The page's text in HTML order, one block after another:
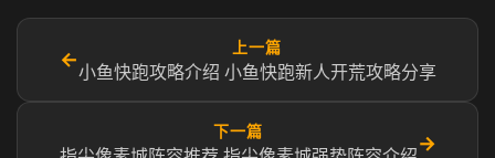
←
上一篇
小鱼快跑攻略介绍 小鱼快跑新人开荒攻略分享
下一篇
→